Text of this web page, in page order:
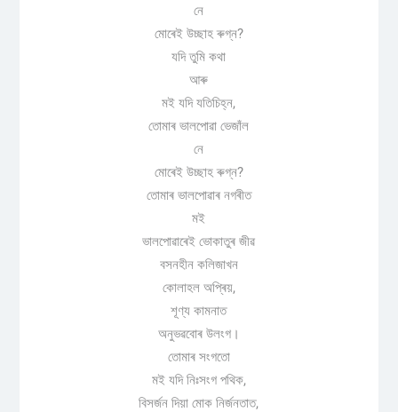
নে
মোৰেই উচ্ছাহ ৰুগ্ন?
যদি তুমি কথা
আৰু
মই যদি যতিচিহ্ন,
তোমাৰ ভালপোৱা ভেজাঁল
নে
মোৰেই উচ্ছাহ ৰুগ্ন?
তোমাৰ ভালপোৱাৰ নগৰীত
মই
ভালপোৱাৰেই ভোকাতুৰ জীৱ
বসনহীন কলিজাখন
কোলাহল অপ্ৰিয়,
শূণ্য কামনাত
অনুভৱবোৰ উলংগ।
তোমাৰ সংগতো
মই যদি নিঃসংগ পথিক,
বিসৰ্জন দিয়া মোক নিৰ্জনতাত,